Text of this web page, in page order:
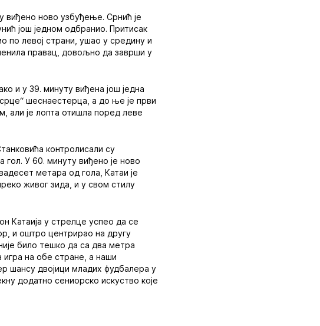
виђено ново узбуђење. Срнић је
још једном одбранио. Притисак
по левој страни, ушао у средину и
правац, довољно да заврши у
и у 39. минуту виђена још једна
шеснаестерца, а до ње је први
али је лопта отишла поред леве
контролисали су
гол. У 60. минуту виђено је ново
метара од гола, Катаи је
живог зида, и у свом стилу
Катаија у стрелце успео да се
и оштро центрирао на другу
било тешко да са два метра
игра на обе стране, а наши
шансу двојици младих фудбалера у
додатно сениорско искуство које